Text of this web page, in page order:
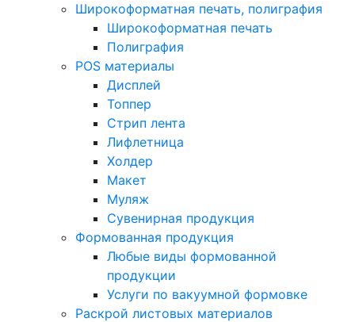
Широкоформатная печать, полиграфия
Широкоформатная печать
Полиграфия
POS материалы
Дисплей
Топпер
Стрип лента
Лифлетница
Холдер
Макет
Муляж
Сувенирная продукция
Формованная продукция
Любые виды формованной
продукции
Услуги по вакуумной формовке
Раскрой листовых материалов